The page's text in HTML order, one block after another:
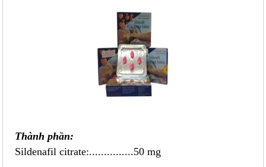
Thành phần:
Sildenafil citrate:...............50 mg